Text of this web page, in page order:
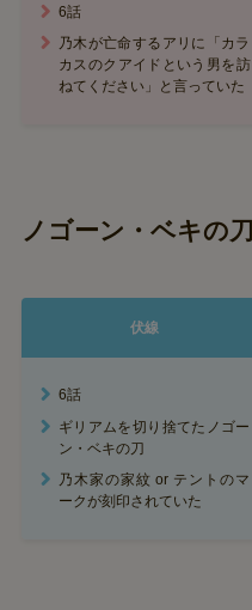
6話
乃木が亡命するアリに「カラ
カスのクアイドという男を訪
ねてください」と言っていた
ノゴーン・ベキの刀
伏線
6話
ギリアムを切り捨てたノゴー
ン・ベキの刀
乃木家の家紋 or テントのマ
ークが刻印されていた